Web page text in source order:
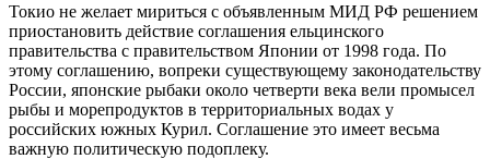
Токио не желает мириться с объявленным МИД РФ решением
приостановить действие соглашения ельцинского
правительства с правительством Японии от 1998 года. По
этому соглашению, вопреки существующему законодательству
России, японские рыбаки около четверти века вели промысел
рыбы и морепродуктов в территориальных водах у
российских южных Курил. Соглашение это имеет весьма
важную политическую подоплеку.